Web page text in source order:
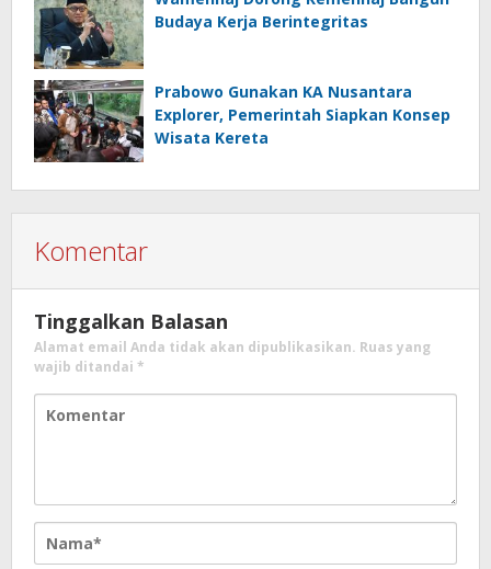
Budaya Kerja Berintegritas
Prabowo Gunakan KA Nusantara
Explorer, Pemerintah Siapkan Konsep
Wisata Kereta
Komentar
Tinggalkan Balasan
Alamat email Anda tidak akan dipublikasikan. Ruas yang
wajib ditandai *